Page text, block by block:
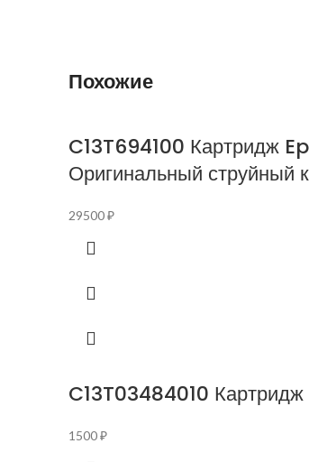
Похожие
C13T694100 Картридж
Оригинальный струйный
29500₽
C13T03484010
1500₽